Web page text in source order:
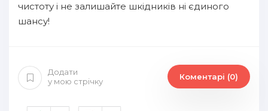
чистоту і не залишайте шкідників ні єдиного
шансу!
Додати
у мою стрічку
Коментарі (0)